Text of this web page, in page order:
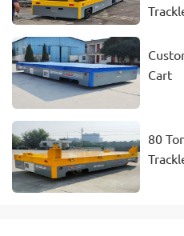
Cart
80